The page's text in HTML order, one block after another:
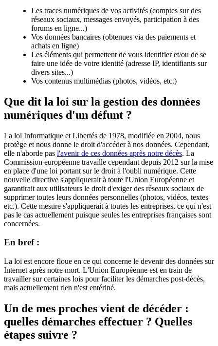
Les traces numériques de vos activités (comptes sur des
réseaux sociaux, messages envoyés, participation à des
forums en ligne...)
Vos données bancaires (obtenues via des paiements et
achats en ligne)
Les éléments qui permettent de vous identifier et/ou de se
faire une idée de votre identité (adresse IP, identifiants sur
divers sites...)
Vos contenus multimédias (photos, vidéos, etc.)
Que dit la loi sur la gestion des données
numériques d'un défunt ?
La loi Informatique et Libertés de 1978, modifiée en 2004, nous
protège et nous donne le droit d'accéder à nos données. Cependant,
elle n'aborde pas l'avenir de ces données après notre décès. La
Commission européenne travaille cependant depuis 2012 sur la mise
en place d'une loi portant sur le droit à l'oubli numérique. Cette
nouvelle directive s'appliquerait à toute l'Union Européenne et
garantirait aux utilisateurs le droit d'exiger des réseaux sociaux de
supprimer toutes leurs données personnelles (photos, vidéos, textes
etc.). Cette mesure s'appliquerait à toutes les entreprises, ce qui n'est
pas le cas actuellement puisque seules les entreprises françaises sont
concernées.
En bref :
La loi est encore floue en ce qui concerne le devenir des données sur
Internet après notre mort. L'Union Européenne est en train de
travailler sur certaines lois pour faciliter les démarches post-décès,
mais actuellement rien n'est entériné.
Un de mes proches vient de décéder :
quelles démarches effectuer ? Quelles
étapes suivre ?